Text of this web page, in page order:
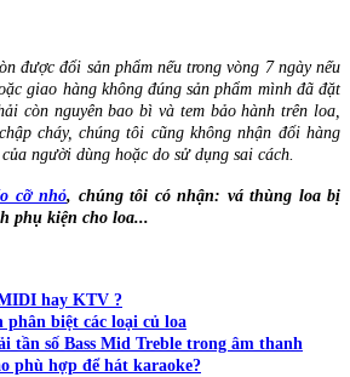
được đổi sản phẩm nếu trong vòng 7 ngày nếu
giao hàng không đúng sản phẩm mình đã đặt
còn nguyên bao bì và tem bảo hành trên loa,
cháy, chúng tôi cũng không nhận đổi hàng
người dùng hoặc do sử dụng sai cách.
cỡ nhỏ, chúng tôi có nhận: vá thùng loa bị
phụ kiện cho loa...
hay KTV ?
phân biệt các loại củ loa
tần số Bass Mid Treble trong âm thanh
phù hợp để hát karaoke?